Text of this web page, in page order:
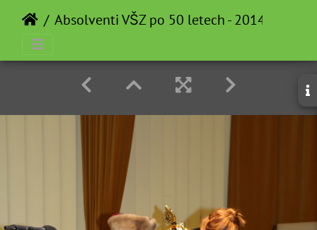
Absolventi VŠZ po 50 letech - 2014-05-12